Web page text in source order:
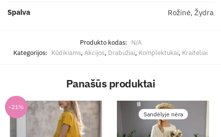
Spalva Rožinė, Žydra
Produkto kodas: N/A
Kategorijos: Kūdikiams, Akcijos, Drabužiai, Komplektukai, Kraiteliai
Panašūs produktai
-21%
Sandėlyje nėra